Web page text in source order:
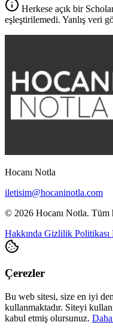
Herkese açık bir
eşleştirilemedi. Yanlış veri
Hocanı Notla
iletisim@hocaninotla.com
© 2026 Hocanı Notla. Tüm
Hakkında Gizlilik Politikası
Çerezler
Bu web sitesi, size en iyi
kullanmaktadır. Siteyi
kabul etmiş olursunuz.